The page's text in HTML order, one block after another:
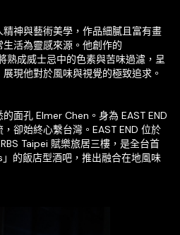
神與藝術美學，作品細膩且富有畫
活為靈感來源。他創作的
熟成威士忌中的色素與苦味過濾，呈
現他對於風味與視覺的極致追求。
面孔 Elmer Chen。身為 EAST END
卻始終心繫台灣。EAST END 位於
Taipei 賦樂旅居三樓，是全台首
的飯店型酒吧，推出融合在地風味